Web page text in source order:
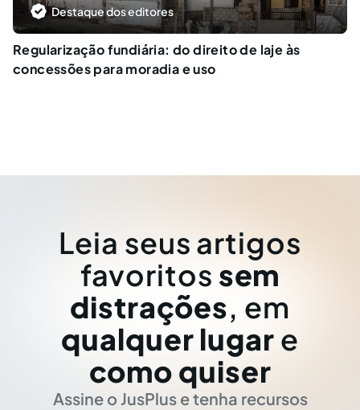
Destaque dos editores
Regularização fundiária: do direito de laje às
concessões para moradia e uso
Leia seus artigos
favoritos sem
distrações, em
qualquer lugar e
como quiser
Assine o JusPlus e tenha recursos